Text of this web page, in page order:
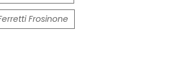
Frosinone